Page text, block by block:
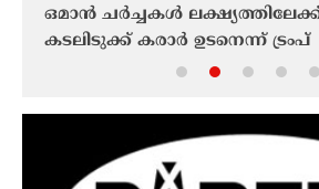
ഒമാൻ ചർച്ചകൾ
കടലിടുക്ക് കരാർ ഉടനെന്ന് ട്രംപ്